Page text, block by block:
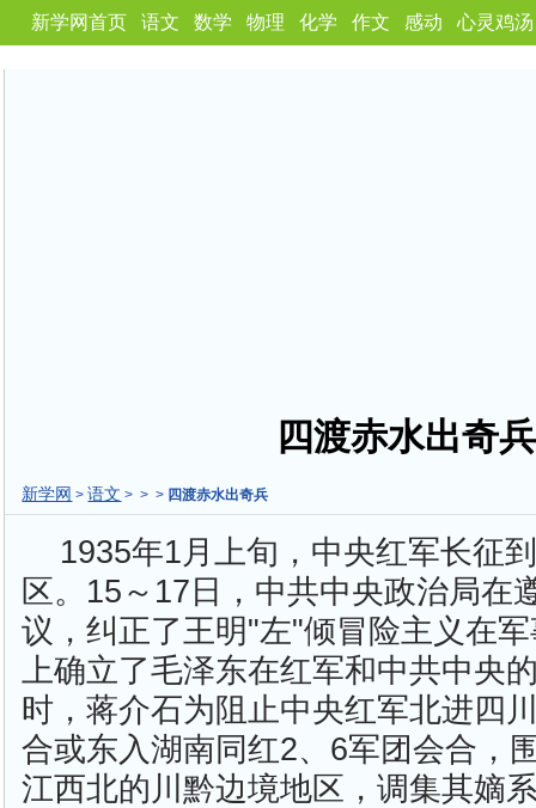
新学网首页 语文 数学 物理 化学 作文 感动 心灵鸡汤
四渡赤水出奇兵
新学网 >语文 > > > 四渡赤水出奇兵
1935年1月上旬，中央红军长征
区。15～17日，中共中央政治局在
议，纠正了王明"左"倾冒险主义在
上确立了毛泽东在红军和中共中央
时，蒋介石为阻止中央红军北进四
合或东入湖南同红2、6军团会合，
江西北的川黔边境地区，调集其嫡